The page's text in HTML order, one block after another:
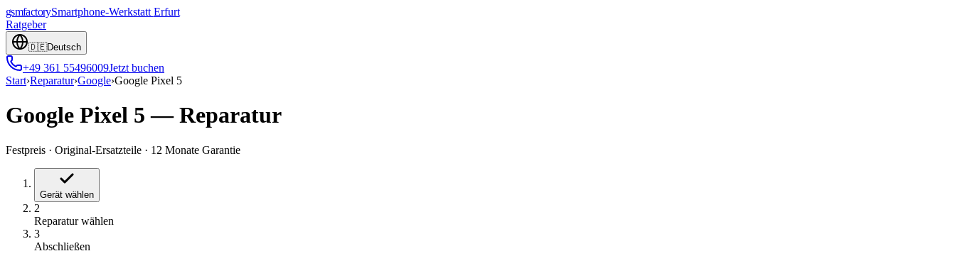
gsmfactorySmartphone-Werkstatt Erfurt
Ratgeber
🇩🇪Deutsch
+49 361 55496009Jetzt buchen
Start›Reparatur›Google›Google Pixel 5
Google Pixel 5 —Reparatur
Festpreis · Original-Ersatzteile · 12 Monate Garantie
Gerät wählen
2
Reparatur wählen
3
Abschließen